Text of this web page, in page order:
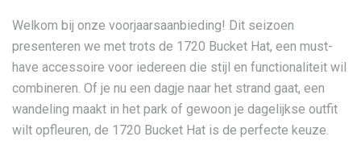
Welkom bij onze voorjaarsaanbieding! Dit seizoen
presenteren we met trots de 1720 Bucket Hat, een must-
have accessoire voor iedereen die stijl en functionaliteit wil
combineren. Of je nu een dagje naar het strand gaat, een
wandeling maakt in het park of gewoon je dagelijkse outfit
wilt opfleuren, de 1720 Bucket Hat is de perfecte keuze.